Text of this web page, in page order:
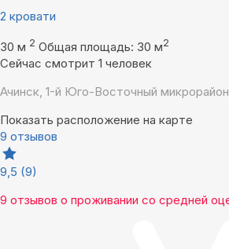
2 кровати
30 м 2 Общая площадь: 30 м2
Сейчас смотрит 1 человек
Ачинск, 1-й Юго-Восточный
Показать расположение на карте
9 отзывов
9,5 (9)
9 отзывов о проживании со средней